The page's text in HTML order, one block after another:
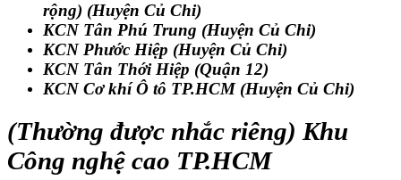
rộng) (Huyện Củ Chi)
KCN Tân Phú Trung (Huyện Củ Chi)
KCN Phước Hiệp (Huyện Củ Chi)
KCN Tân Thới Hiệp (Quận 12)
KCN Cơ khí Ô tô TP.HCM(Huyện Củ Chi)
(Thường được nhắc riêng) Khu
Công nghệ cao TP.HCM